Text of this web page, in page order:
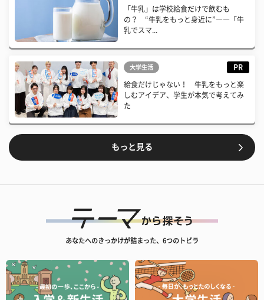
「牛乳」は学校給食だけで飲むも
の？ “牛乳をもっと身近に”――「牛
乳でスマ...
大学生活 PR
給食だけじゃない！ 牛乳をもっと楽
しむアイデア、学生が本気で考えてみ
た
もっと見る
あなたへのきっかけが詰まった、6つのトビラ